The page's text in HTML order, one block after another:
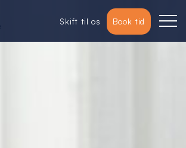
Skift til os Book tid